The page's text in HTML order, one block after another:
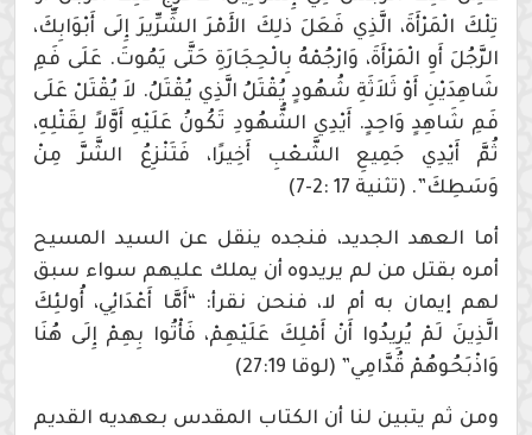
تِلْكَ الْمَرْأَةَ، الَّذِي فَعَلَ ذلِكَ الأَمْرَ الشِّرِّيرَ إِلَى أَبْوَابِكَ،
الرَّجُلَ أَوِ الْمَرْأَةَ، وَارْجُمْهُ بِالْحِجَارَةِ حَتَّى يَمُوتَ. عَلَى فَمِ
شَاهِدَيْنِ أَوْ ثَلاَثَةِ شُهُودٍ يُقْتَلُ الَّذِي يُقْتَلُ. لاَ يُقْتَلْ عَلَى
فَمِ شَاهِدٍ وَاحِدٍ. أَيْدِي الشُّهُودِ تَكُونُ عَلَيْهِ أَوَّلاً لِقَتْلِهِ،
ثُمَّ أَيْدِي جَمِيعِ الشَّعْبِ أَخِيرًا، فَتَنْزِعُ الشَّرَّ مِنْ
وَسَطِكَ”. (تثنية 17 :2-7)
أما العهد الجديد، فنجده ينقل عن السيد المسيح
أمره بقتل من لم يريدوه أن يملك عليهم سواء سبق
لهم إيمان به أم لا، فنحن نقرأ: “أَمَّا أَعْدَائِي، أُولئِكَ
الَّذِينَ لَمْ يُرِيدُوا أَنْ أَمْلِكَ عَلَيْهِمْ، فَأْتُوا بِهِمْ إِلَى هُنَا
وَاذْبَحُوهُمْ قُدَّامِي” (لوقا 27:19)
ومن ثم يتبين لنا أن الكتاب المقدس بعهديه القديم